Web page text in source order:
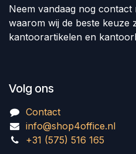
Neem vandaag nog
waarom wij de beste keuze
kantoorartikelen en
Volg ons
Contact
info@shop4office.nl
+31 (575) 516 165